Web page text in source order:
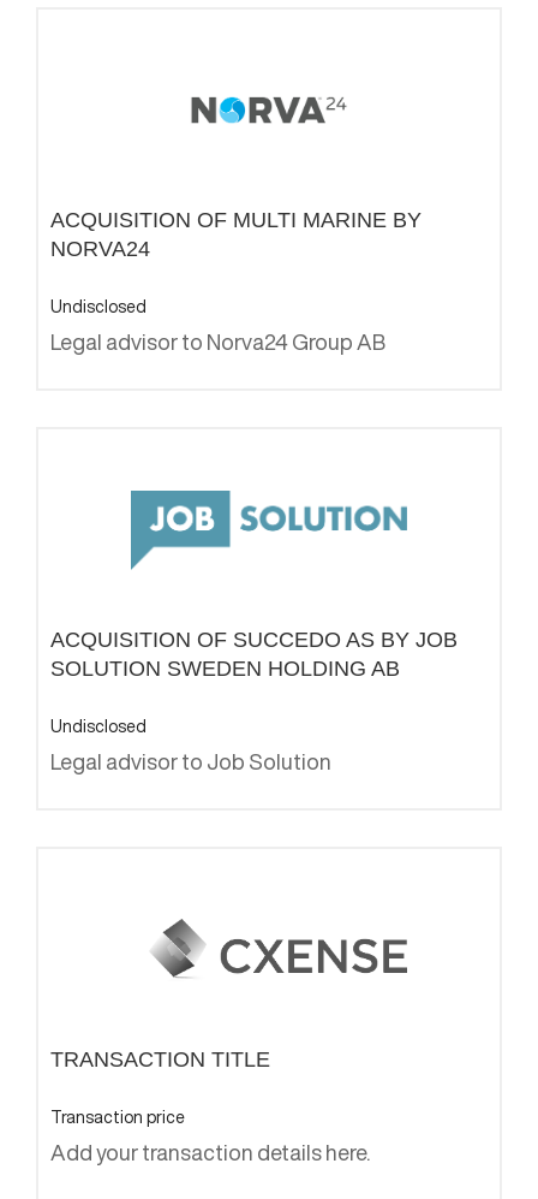
ACQUISITION OF MULTI MARINE BY
NORVA24
Undisclosed
Legal advisor to Norva24 Group AB
ACQUISITION OF SUCCEDO AS BY JOB
SOLUTION SWEDEN HOLDING AB
Undisclosed
Legal advisor to Job Solution
TRANSACTION TITLE
Transaction price
Add your transaction details here.